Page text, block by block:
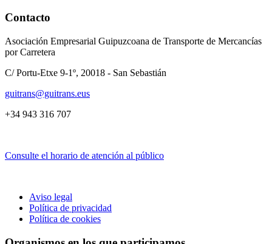
Contacto
Asociación Empresarial Guipuzcoana de Transporte de Mercancías
por Carretera
C/ Portu-Etxe 9-1º, 20018 - San Sebastián
guitrans@guitrans.eus
+34 943 316 707
Consulte el horario de atención al público
Aviso legal
Política de privacidad
Política de cookies